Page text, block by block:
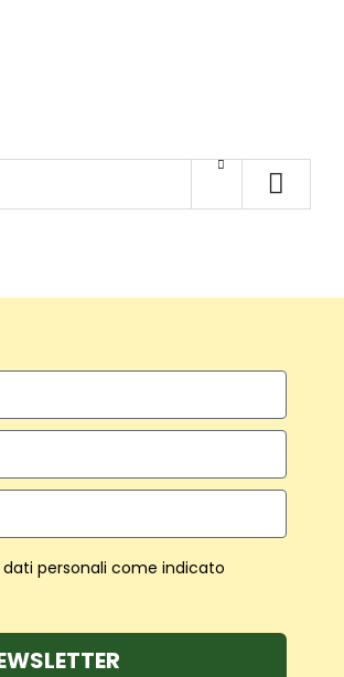
personali come indicato